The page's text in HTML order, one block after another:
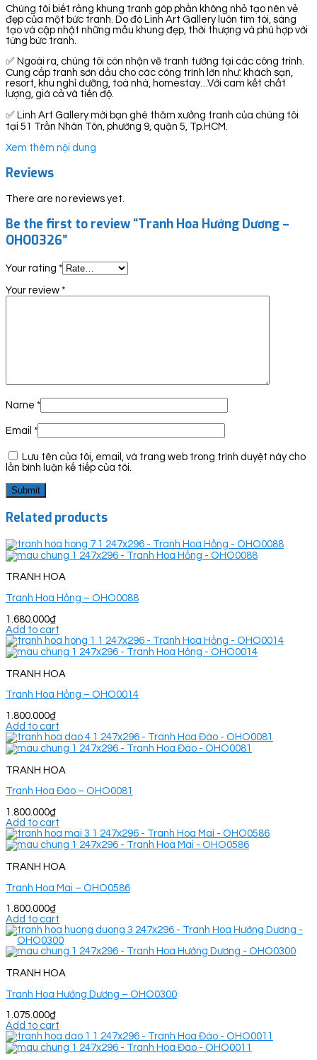
Chúng tôi biết rằng khung tranh góp phần không nhỏ tạo nên vẻ
đẹp của một bức tranh. Do đó Linh Art Gallery luôn tìm tòi, sáng
tạo và cập nhật những mẫu khung đẹp, thời thượng và phù hợp với
từng bức tranh.
✅ Ngoài ra, chúng tôi còn nhận vẽ tranh tường tại các công trình.
Cung cấp tranh sơn dầu cho các công trình lớn như: khách sạn,
resort, khu nghỉ dưỡng, toà nhà, homestay…Với cam kết chất
lượng, giá cả và tiến độ.
✅ Linh Art Gallery mời bạn ghé thăm xưởng tranh của chúng tôi
tại 51 Trần Nhân Tôn, phường 9, quận 5, Tp.HCM.
Xem thêm nội dung
Reviews
There are no reviews yet.
Be the first to review “Tranh Hoa Hướng Dương –
OHO0326”
Your rating *
Your review *
Name *
Email *
Lưu tên của tôi, email, và trang web trong trình duyệt này cho
lần bình luận kế tiếp của tôi.
Related products
TRANH HOA
Tranh Hoa Hồng – OHO0088
1.680.000₫
Add to cart
TRANH HOA
Tranh Hoa Hồng – OHO0014
1.800.000₫
Add to cart
TRANH HOA
Tranh Hoa Đào – OHO0081
1.800.000₫
Add to cart
TRANH HOA
Tranh Hoa Mai – OHO0586
1.800.000₫
Add to cart
TRANH HOA
Tranh Hoa Hướng Dương – OHO0300
1.075.000₫
Add to cart